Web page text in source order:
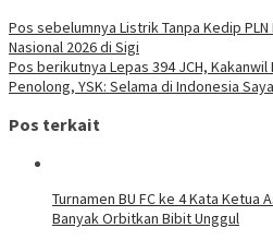
Pos sebelumnya Listrik Tanpa Kedip
Nasional 2026 di Sigi
Pos berikutnya Lepas 394 JCH,
Penolong, YSK: Selama di Indonesia
Pos terkait
Turnamen BU FC ke 4 Kata Ketua
Banyak Orbitkan Bibit Unggul